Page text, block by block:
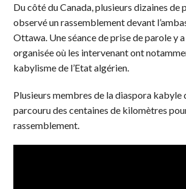
Du côté du Canada, plusieurs dizaines
observé un rassemblement devant
Ottawa. Une séance de prise de parole y
organisée où les intervenant ont
kabylisme de l’Etat algérien.
Plusieurs membres de la diaspora kabyle
parcouru des centaines de kilomètres
rassemblement.